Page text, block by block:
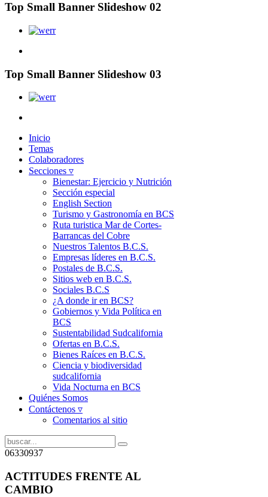
Top Small Banner Slideshow 02
Top Small Banner Slideshow 03
Inicio
Temas
Colaboradores
Secciones ▿
Bienestar: Ejercicio y Nutrición
Sección especial
English Section
Turismo y Gastronomía en BCS
Ruta turistica Mar de Cortes-
Barrancas del Cobre
Nuestros Talentos B.C.S.
Empresas líderes en B.C.S.
Postales de B.C.S.
Sitios web en B.C.S.
Sociales B.C.S
¿A donde ir en BCS?
Gobiernos y Vida Política en
BCS
Sustentabilidad Sudcalifornia
Ofertas en B.C.S.
Bienes Raíces en B.C.S.
Ciencia y biodiversidad
sudcalifornia
Vida Nocturna en BCS
Quiénes Somos
Contáctenos ▿
Comentarios al sitio
06330937
ACTITUDES FRENTE AL
CAMBIO